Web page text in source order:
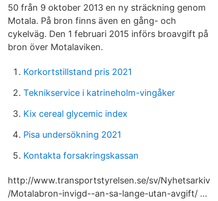
50 från 9 oktober 2013 en ny sträckning genom
Motala. På bron finns även en gång- och
cykelväg. Den 1 februari 2015 införs broavgift på
bron över Motalaviken.
Korkortstillstand pris 2021
Teknikservice i katrineholm-vingåker
Kix cereal glycemic index
Pisa undersökning 2021
Kontakta forsakringskassan
http://www.transportstyrelsen.se/sv/Nyhetsarkiv
/Motalabron-invigd--an-sa-lange-utan-avgift/ …